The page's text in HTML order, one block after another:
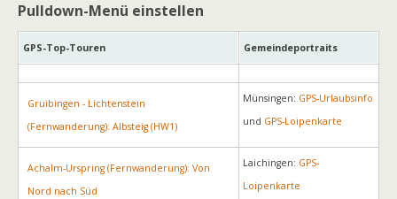
Pulldown-Menü einstellen
GPS-Top-Touren Gemeindeportraits
Gruibingen - Lichtenstein
(Fernwanderung): Albsteig (HW1)
Münsingen: GPS-Urlaubsinfo
und GPS-Loipenkarte
Achalm-Urspring (Fernwanderung): Von
Nord nach Süd
Laichingen: GPS-
Loipenkarte